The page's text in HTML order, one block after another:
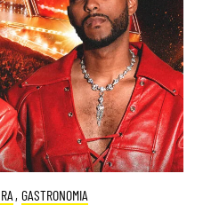
, GASTRONOMIA